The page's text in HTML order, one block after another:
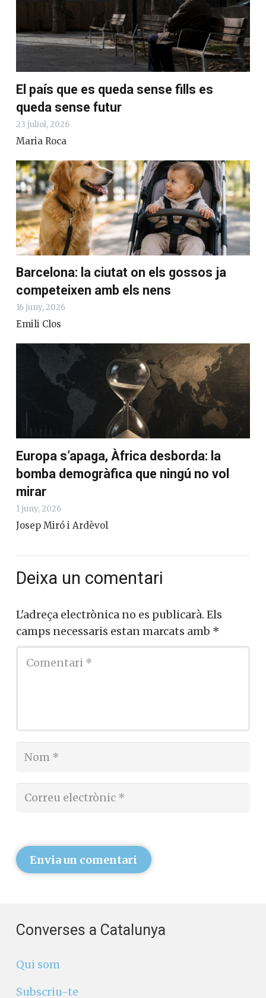
El país que es queda sense fills es
queda sense futur
23 juliol, 2026
Maria Roca
Barcelona: la ciutat on els gossos ja
competeixen amb els nens
16 juny, 2026
Emili Clos
Europa s’apaga, Àfrica desborda: la
bomba demogràfica que ningú no vol
mirar
1 juny, 2026
Josep Miró i Ardèvol
Deixa un comentari
L'adreça electrònica no es publicarà. Els
camps necessaris estan marcats amb *
Envia un comentari
Converses a Catalunya
Qui som
Subscriu-te